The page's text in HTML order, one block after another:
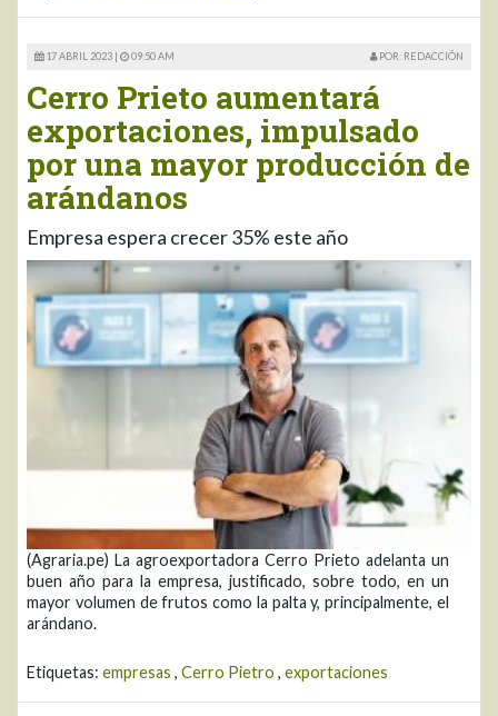
17 ABRIL 2023 | 09:50 AM POR: REDACCIÓN
Cerro Prieto aumentará
exportaciones, impulsado
por una mayor producción de
arándanos
Empresa espera crecer 35% este año
(Agraria.pe) La agroexportadora Cerro Prieto adelanta un
buen año para la empresa, justificado, sobre todo, en un
mayor volumen de frutos como la palta y, principalmente, el
arándano.
Etiquetas: empresas , Cerro Pietro , exportaciones